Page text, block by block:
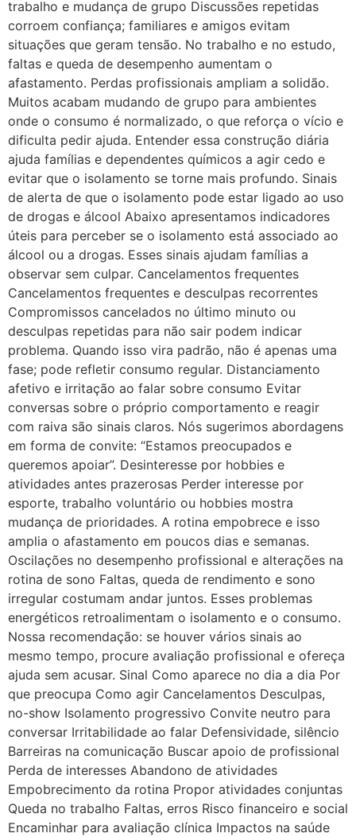
trabalho e mudança de grupo Discussões repetidas
corroem confiança; familiares e amigos evitam
situações que geram tensão. No trabalho e no estudo,
faltas e queda de desempenho aumentam o
afastamento. Perdas profissionais ampliam a solidão.
Muitos acabam mudando de grupo para ambientes
onde o consumo é normalizado, o que reforça o vício e
dificulta pedir ajuda. Entender essa construção diária
ajuda famílias e dependentes químicos a agir cedo e
evitar que o isolamento se torne mais profundo. Sinais
de alerta de que o isolamento pode estar ligado ao uso
de drogas e álcool Abaixo apresentamos indicadores
úteis para perceber se o isolamento está associado ao
álcool ou a drogas. Esses sinais ajudam famílias a
observar sem culpar. Cancelamentos frequentes
Cancelamentos frequentes e desculpas recorrentes
Compromissos cancelados no último minuto ou
desculpas repetidas para não sair podem indicar
problema. Quando isso vira padrão, não é apenas uma
fase; pode refletir consumo regular. Distanciamento
afetivo e irritação ao falar sobre consumo Evitar
conversas sobre o próprio comportamento e reagir
com raiva são sinais claros. Nós sugerimos abordagens
em forma de convite: “Estamos preocupados e
queremos apoiar”. Desinteresse por hobbies e
atividades antes prazerosas Perder interesse por
esporte, trabalho voluntário ou hobbies mostra
mudança de prioridades. A rotina empobrece e isso
amplia o afastamento em poucos dias e semanas.
Oscilações no desempenho profissional e alterações na
rotina de sono Faltas, queda de rendimento e sono
irregular costumam andar juntos. Esses problemas
energéticos retroalimentam o isolamento e o consumo.
Nossa recomendação: se houver vários sinais ao
mesmo tempo, procure avaliação profissional e ofereça
ajuda sem acusar. Sinal Como aparece no dia a dia Por
que preocupa Como agir Cancelamentos Desculpas,
no-show Isolamento progressivo Convite neutro para
conversar Irritabilidade ao falar Defensividade, silêncio
Barreiras na comunicação Buscar apoio de profissional
Perda de interesses Abandono de atividades
Empobrecimento da rotina Propor atividades conjuntas
Queda no trabalho Faltas, erros Risco financeiro e social
Encaminhar para avaliação clínica Impactos na saúde